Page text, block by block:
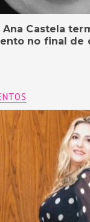
Ana Castela
no final de